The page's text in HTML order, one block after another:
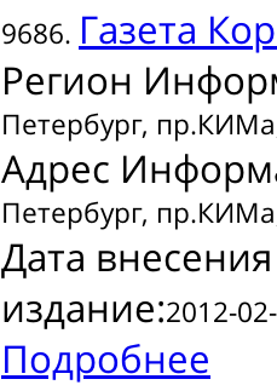
9686. Газета
Регион
Петербург,
Адрес
Петербург,
Дата
издание:2012-
Подробнее